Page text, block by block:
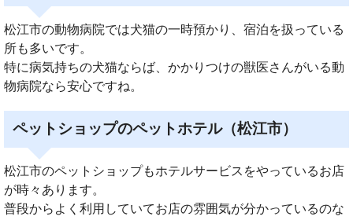
松江市の動物病院では犬猫の一時預かり、宿泊を扱っている
所も多いです。
特に病気持ちの犬猫ならば、かかりつけの獣医さんがいる動
物病院なら安心ですね。
ペットショップのペットホテル（松江市）
松江市のペットショップもホテルサービスをやっているお店
が時々あります。
普段からよく利用していてお店の雰囲気が分かっているのな